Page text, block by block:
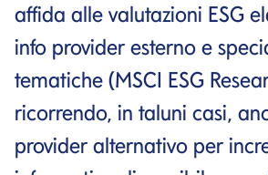
affida alle valutazioni ESG
info provider esterno e
tematiche (MSCI ESG
ricorrendo, in taluni casi,
provider alternativo per